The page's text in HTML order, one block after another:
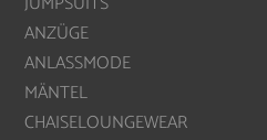
ANZÜGE
ANLASSMODE
MÄNTEL
CHAISELOUNGEWEAR